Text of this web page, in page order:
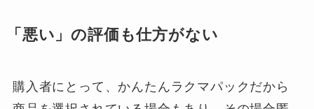
「悪い」の評価も仕方がない
購入者にとって、かんたんラクマパックだから